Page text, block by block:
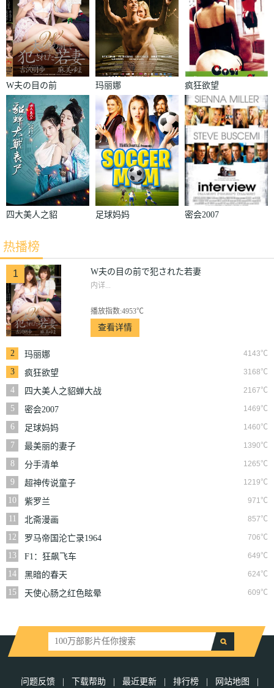
W夫の目の前
で犯された若
妻
玛丽娜 疯狂欲望
四大美人之貂
足球妈妈 密会2007
热播榜
1 W夫の目の前で犯された若妻
内详...
播放指数:4953℃
查看详情
2 4143℃
玛丽娜
3
3168℃
疯狂欲望
4
2167℃
四大美人之貂蝉大战
丧尸
5 1469℃
密会2007
6
1460℃
足球妈妈
7
1390℃
最美丽的妻子
8
1265℃
分手清单
9
1219℃
超神传说童子
10
971℃
紫罗兰
11
857℃
北斋漫画
12
706℃
罗马帝国沦亡录1964
13
649℃
F1：狂飙飞车
14
624℃
黑暗的春天
15
609℃
天使心肠之红色眩晕
问题反馈 下载帮助 最近更新 排行榜 网站地图